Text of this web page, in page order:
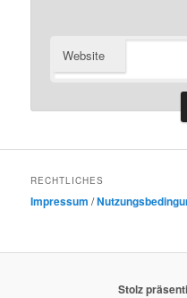
Website
RECHTLICHES
Impressum /
Stolz